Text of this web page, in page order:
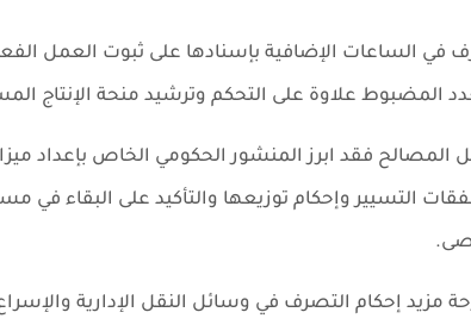
في الساعات الإضافية بإسنادها على ثبوت العمل
المصالح فقد ابرز المنشور الحكومي الخاص بإعداد
التسيير وإحكام توزيعها والتأكيد على البقاء في
مزيد إحكام التصرف في وسائل النقل الإدارية